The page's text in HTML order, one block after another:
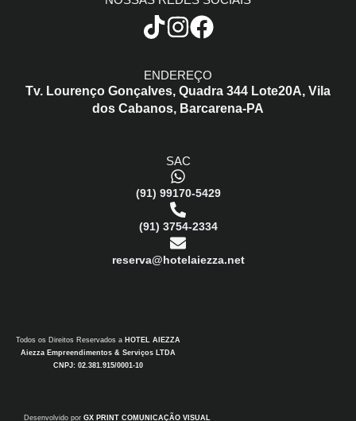
SAC
(91) 99170-5429
(91) 3754-2334
reserva@hotelaiezza.net
ENDEREÇO
Tv. Lourenço Gonçalves, Quadra 344 Lote20A, Vila
dos Cabanos, Barcarena-PA
Desenvolvido por GX PRINT COMUNICAÇÃO VISUAL
Todos os Direitos Reservados a HOTEL AIEZZA
Aiezza Empreendimentos & Serviços LTDA
CNPJ: 02.381.915/0001-10